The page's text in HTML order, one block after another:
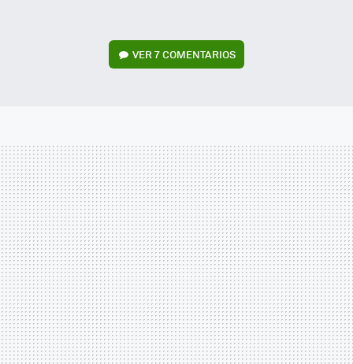
VER7 COMENTARIOS